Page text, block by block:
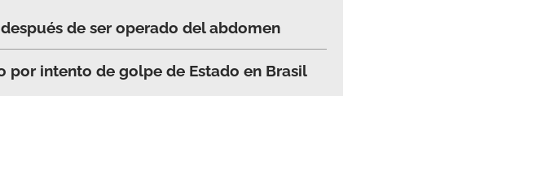
de ser operado del abdomen
por intento de golpe de Estado en Brasil